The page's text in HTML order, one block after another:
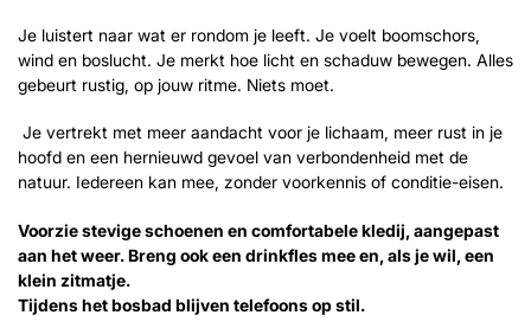
Je luistert naar wat er rondom je leeft. Je voelt boomschors,
wind en boslucht. Je merkt hoe licht en schaduw bewegen. Alles
gebeurt rustig, op jouw ritme. Niets moet.
Je vertrekt met meer aandacht voor je lichaam, meer rust in je
hoofd en een hernieuwd gevoel van verbondenheid met de
natuur. Iedereen kan mee, zonder voorkennis of conditie-eisen.
Voorzie stevige schoenen en comfortabele kledij, aangepast
aan het weer. Breng ook een drinkfles mee en, als je wil, een
klein zitmatje.
Tijdens het bosbad blijven telefoons op stil.